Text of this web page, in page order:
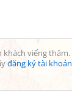
khách viếng
đăng ký tài khoản